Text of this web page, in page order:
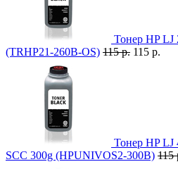
Тонер HP LJ
(TRHP21-260B-OS) 115 р. 115 р.
Тонер HP LJ
SCC 300g (HPUNIVOS2-300B) 115